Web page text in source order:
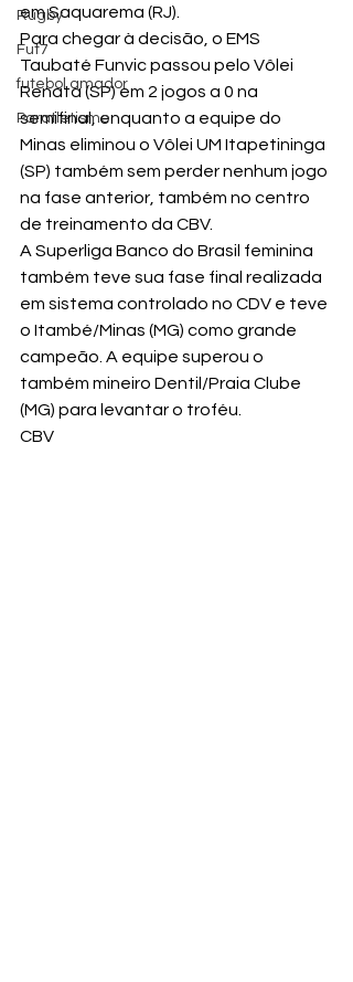
Rugby
Fut7
futebol amador
Paratletismo
em Saquarema (RJ).
Para chegar à decisão, o EMS
Taubaté Funvic passou pelo Vôlei
Renata (SP) em 2 jogos a 0 na
semifinal, enquanto a equipe do
Minas eliminou o Vôlei UM Itapetininga
(SP) também sem perder nenhum jogo
na fase anterior, também no centro
de treinamento da CBV.
A Superliga Banco do Brasil feminina
também teve sua fase final realizada
em sistema controlado no CDV e teve
o Itambé/Minas (MG) como grande
campeão. A equipe superou o
também mineiro Dentil/Praia Clube
(MG) para levantar o troféu.
CBV